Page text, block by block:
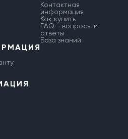
Контактная
информация
Как купить
FAQ - вопросы и
ответы
База знаний